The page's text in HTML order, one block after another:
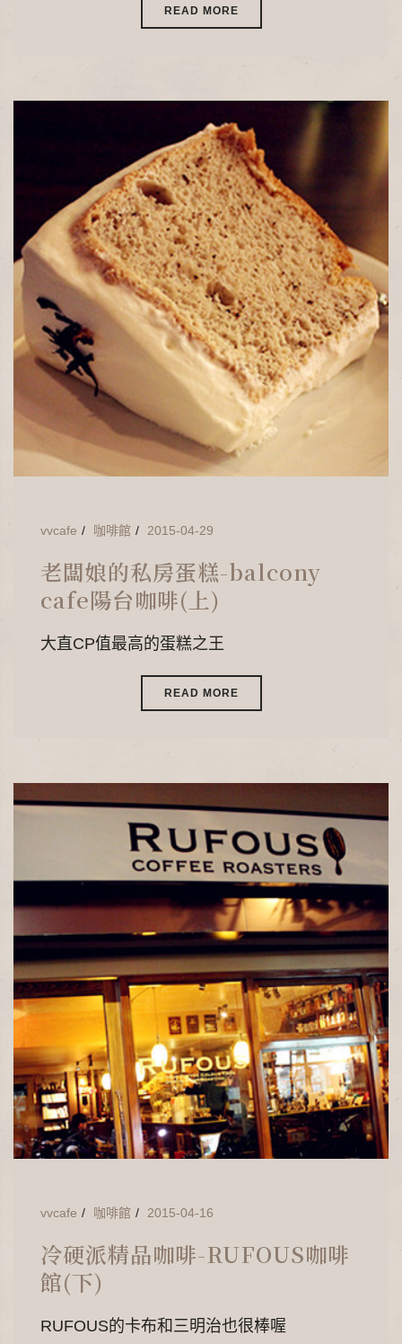
READ MORE
vvcafe 咖啡館 2015-04-29
老闆娘的私房蛋糕-balcony
cafe陽台咖啡(上)
大直CP值最高的蛋糕之王
READ MORE
vvcafe 咖啡館 2015-04-16
冷硬派精品咖啡-RUFOUS咖啡
館(下)
RUFOUS的卡布和三明治也很棒喔